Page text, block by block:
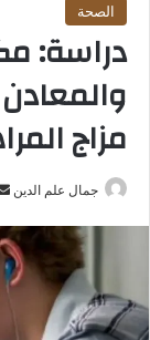
الصحة
دراسة:
مزاج
جمال علم الدين